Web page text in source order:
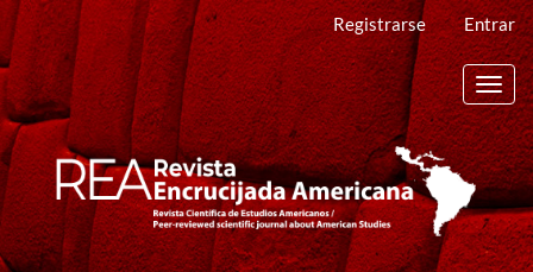
Navegación
principal
Contenido
principal
Barra
lateral
Registrarse Entrar